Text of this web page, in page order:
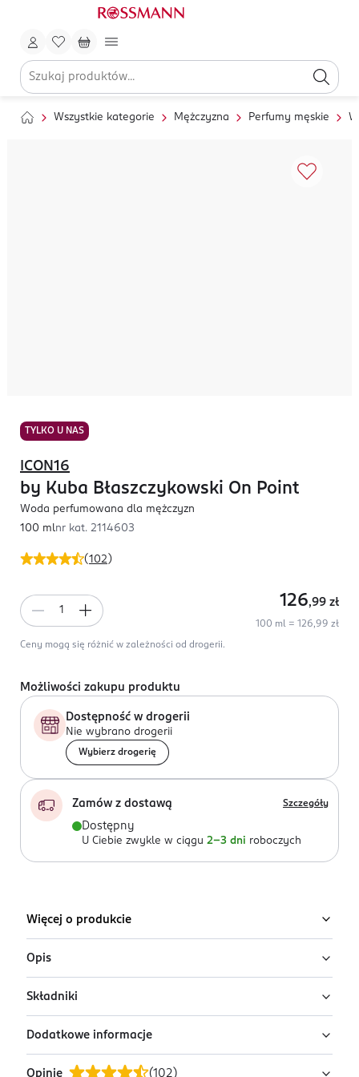
Wszystkie kategorie Mężczyzna Perfumy męskie
TYLKO U NAS
(102 )
ICON16
by Kuba Błaszczykowski On Point
Woda perfumowana dla mężczyzn
100 mlnr kat. 2114603
126,99 zł
100 ml = 126,99 zł
Ceny mogą się różnić w zależności od drogerii.
Możliwości zakupu produktu
Dostępność w drogerii
Nie wybrano drogerii
Wybierz drogerię
Zamów z dostawą Szczegóły
Dostępny
U Ciebie zwykle w ciągu 2-3 dni roboczych
Więcej o produkcie
Opis
Woda perfumowana On Point ICON16 by
Kuba Błaszczykowski
którzy cenią świeżość, energię i pewność siebie. Łączy
Składniki
Ingredients: : ALCOHOL, PARFUM, AQUA, LINALOOL,
LIMONENE, ALPHA-ISOMETHYL IONONE, COUMARIN,
Dodatkowe informacje
Opinie (102 )